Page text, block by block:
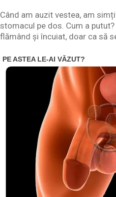
Când am auzit vestea, am
stomacul pe dos. Cum a
flămând și încuiat, doar ca să